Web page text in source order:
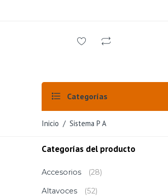
Categorías
Inicio / Sistema P A
Categorías del producto
Accesorios (28)
Altavoces (52)